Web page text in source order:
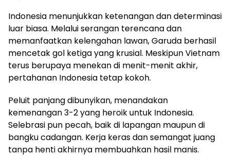
Indonesia menunjukkan ketenangan dan determinasi
luar biasa. Melalui serangan terencana dan
memanfaatkan kelengahan lawan, Garuda berhasil
mencetak gol ketiga yang krusial. Meskipun Vietnam
terus berupaya menekan di menit-menit akhir,
pertahanan Indonesia tetap kokoh.
Peluit panjang dibunyikan, menandakan
kemenangan 3-2 yang heroik untuk Indonesia.
Selebrasi pun pecah, baik di lapangan maupun di
bangku cadangan. Kerja keras dan semangat juang
tanpa henti akhirnya membuahkan hasil manis.